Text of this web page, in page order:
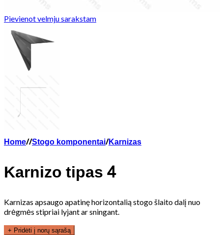
Pievienot velmju sarakstam
Home//Stogo komponentai/Karnizas
Karnizo tipas 4
Karnizas apsaugo apatinę horizontalią stogo šlaito dalį nuo
drėgmės stipriai lyjant ar sningant.
+ Pridėti į norų sąrašą